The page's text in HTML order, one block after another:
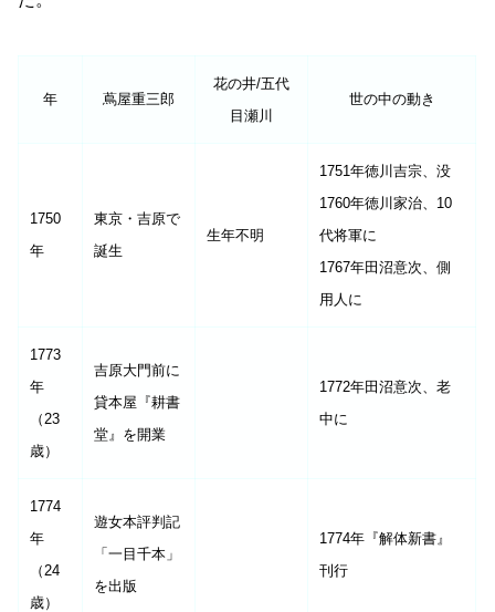
年 蔦屋重三郎
花の井/五代
目瀬川
世の中の動き
1750
年
東京・吉原で
誕生
生年不明
1751年徳川吉宗、没
1760年徳川家治、10
代将軍に
1767年田沼意次、側
用人に
1773
年
（23
歳）
吉原大門前に
貸本屋『耕書
堂』を開業
1772年田沼意次、老
中に
1774
年
（24
歳）
遊女本評判記
「一目千本」
を出版
1774年『解体新書』
刊行